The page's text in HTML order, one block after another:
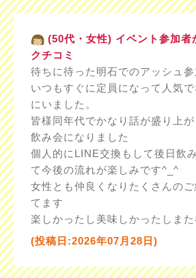
(50代・女性) イベント参加者
クチコミ
待ちに待った明石でのアッシュ参
いつもすぐに定員になって人気
にいました。
皆様同年代でかなり話が盛り上
飲み会になりました
個人的にLINE交換もして後日飲
て今後の流れが楽しみです^_^
女性とも仲良くなりたくさんの
てます
楽しかったし美味しかったしま
(投稿日:2026年07月28日)